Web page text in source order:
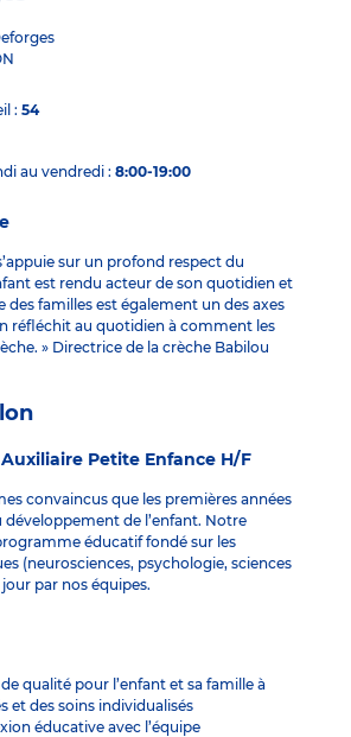
54
au vendredi : 8:00-19:00
sur un profond respect du
est rendu acteur de son quotidien et
des familles est également un des axes
réfléchit au quotidien à comment les
» Directrice de la crèche Babilou
Auxiliaire Petite Enfance H/F
convaincus que les premières années
développement de l’enfant. Notre
éducatif fondé sur les
(neurosciences, psychologie, sciences
par nos équipes.
qualité pour l’enfant et sa famille à
et des soins individualisés
éducative avec l’équipe